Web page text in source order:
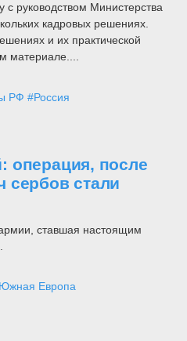
руководством Министерства
кадровых решениях.
и их практической
материале....
РФ #Россия
операция, после
сербов стали
ставшая настоящим
Европа